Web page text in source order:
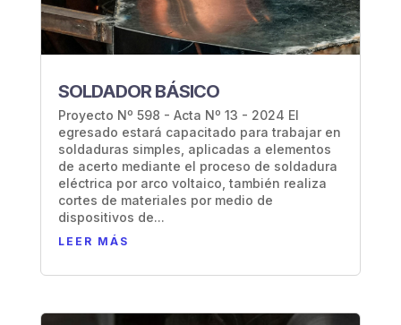
SOLDADOR BÁSICO
Proyecto Nº 598 - Acta Nº 13 - 2024 El
egresado estará capacitado para trabajar en
soldaduras simples, aplicadas a elementos
de acerto mediante el proceso de soldadura
eléctrica por arco voltaico, también realiza
cortes de materiales por medio de
dispositivos de...
LEER MÁS